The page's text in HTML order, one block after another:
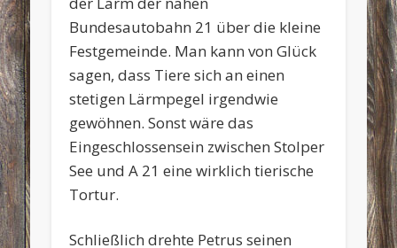
Bundesautobahn 21 über die kleine
Festgemeinde. Man kann von Glück
sagen, dass Tiere sich an einen
stetigen Lärmpegel irgendwie
gewöhnen. Sonst wäre das
Eingeschlossensein zwischen Stolper
See und A 21 eine wirklich tierische
Tortur.
Schließlich drehte Petrus seinen